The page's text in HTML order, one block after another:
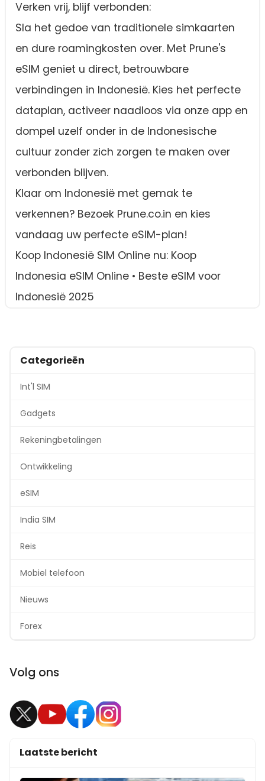
Verken vrij, blijf verbonden:
Sla het gedoe van traditionele simkaarten
en dure roamingkosten over. Met Prune's
eSIM geniet u direct, betrouwbare
verbindingen in Indonesië. Kies het perfecte
dataplan, activeer naadloos via onze app en
dompel uzelf onder in de Indonesische
cultuur zonder zich zorgen te maken over
verbonden blijven.
Klaar om Indonesië met gemak te
verkennen? Bezoek Prune.co.in en kies
vandaag uw perfecte eSIM-plan!
Koop Indonesië SIM Online nu: Koop
Indonesia eSIM Online • Beste eSIM voor
Indonesië 2025
Categorieën
Int'l SIM
Gadgets
Rekeningbetalingen
Ontwikkeling
eSIM
India SIM
Reis
Mobiel telefoon
Nieuws
Forex
Volg ons
Laatste bericht